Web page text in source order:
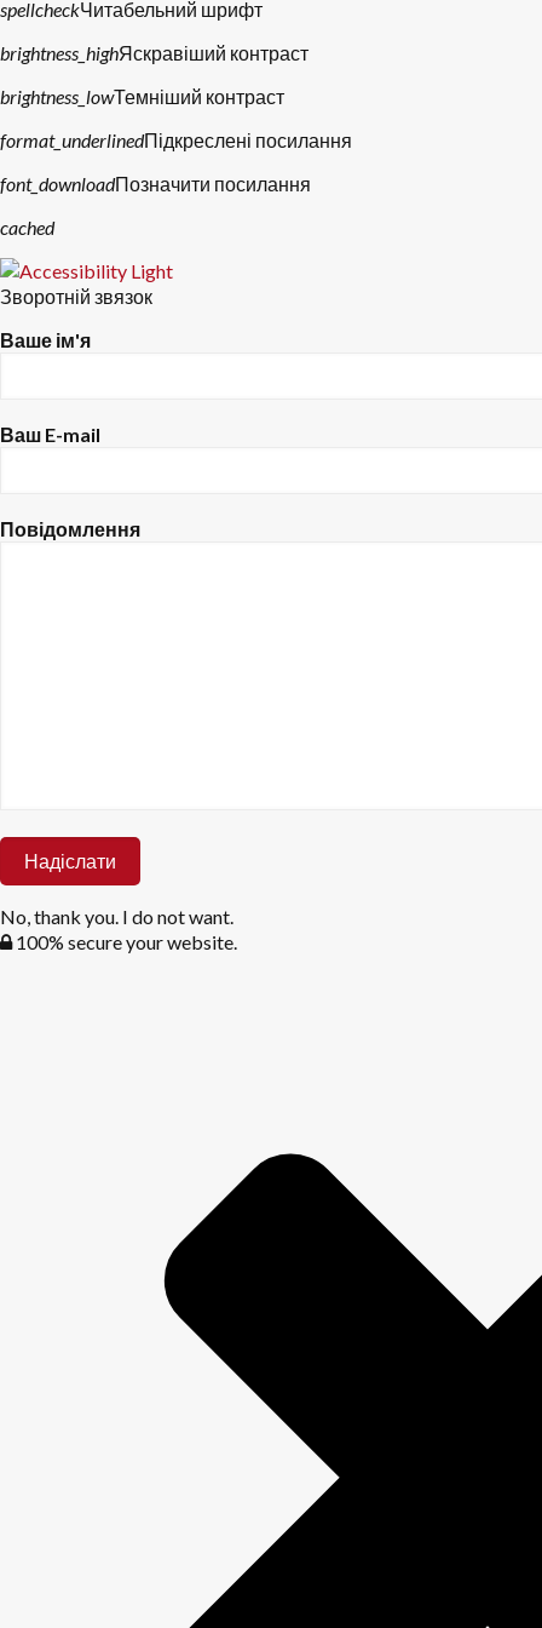
spellcheckЧитабельний шрифт
brightness_highЯскравіший контраст
brightness_lowТемніший контраст
format_underlinedПідкреслені посилання
font_downloadПозначити посилання
Скинути
cached
Зворотній звязок
Ваше ім'я
Ваш E-mail
Повідомлення
No, thank you. I do not want.
100% secure your website.